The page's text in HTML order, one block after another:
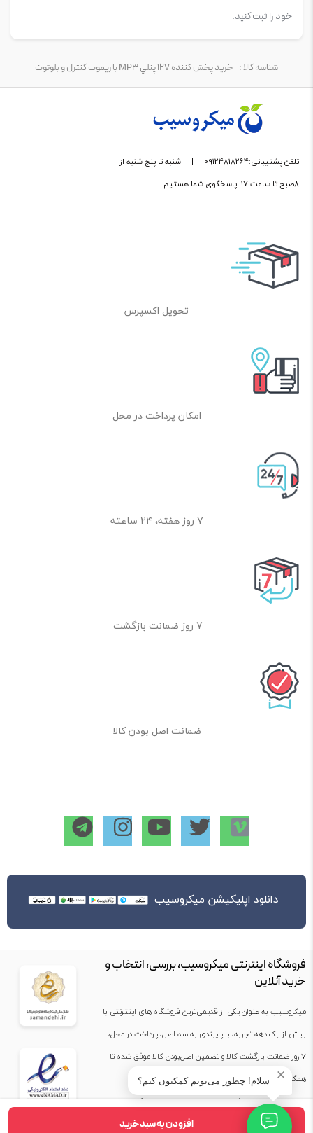
افزودن به سبد خرید
خود را ثبت کنید.
شناسه کالا : خرید پخش کننده 12V پنلي MP3 با ريموت کنترل و بلوتوث
تلفن پشتیبانی:09124818264 |
شنبه تا پنج شنبه از
8صبح تا ساعت 17 پاسخگوی شما هستیم.
تحویل اکسپرس
امکان پرداخت در محل
۷ روز هفته، ۲۴ ساعته
7 روز ضمانت بازگشت
ضمانت اصل بودن کالا
دانلود اپلیکیشن میکروسیب
فروشگاه اینترنتی میکروسیب، بررسی، انتخاب و
خرید آنلاین
میکروسیب به عنوان یکی از قدیمی‌ترین فروشگاه های اینترنتی با
بیش از یک دهه تجربه، با پایبندی به سه اصل، پرداخت در محل،
۷ روز ضمانت بازگشت کالا و تضمین اصل‌بودن کالا موفق شده تا
همگام با فروشگاه‌های معتبر جهان، به بزرگ‌ترین فروشگاه
اینترنتی ایران تبدیل شود. به محض ورود به سایت میکروسیب با
دنیایی از کالا رو به رو می‌شوید! هر آنچه که نیاز دارید و به ذهن
✕ سلام! چطور می‌تونم کمکتون کنم؟